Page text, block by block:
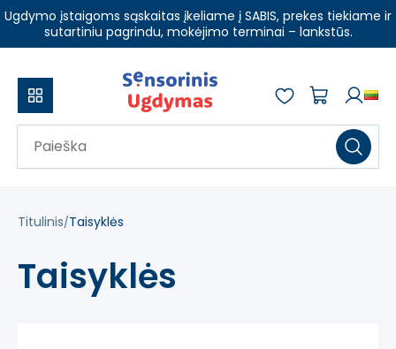
Ugdymo įstaigoms sąskaitas įkeliame į SABIS, prekes tiekiame ir
sutartiniu pagrindu, mokėjimo terminai – lankstūs.
Titulinis Taisyklės
Taisyklės